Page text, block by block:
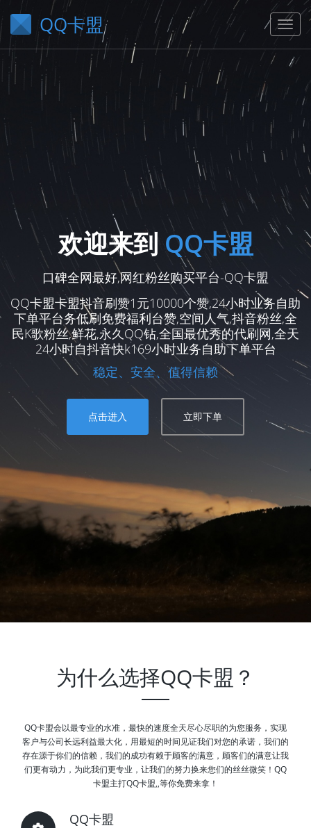
QQ卡盟
欢迎来到 QQ卡盟
口碑全网最好,网红粉丝购买平台-QQ卡盟
QQ卡盟卡盟抖音刷赞1元10000个赞,24小时业务自助
下单平台务低刷免费福利台赞,空间人气,抖音粉丝,全
民K歌粉丝,鲜花,永久QQ钻,全国最优秀的代刷网,全天
24小时自抖音快k169小时业务自助下单平台
稳定、安全、值得信赖
点击进入 立即下单
为什么选择QQ卡盟？
QQ卡盟会以最专业的水准，最快的速度全天尽心尽职的为您服务，实现
客户与公司长远利益最大化，用最短的时间见证我们对您的承诺，我们的
存在源于你们的信赖，我们的成功有赖于顾客的满意，顾客们的满意让我
们更有动力，为此我们更专业，让我们的努力换来您们的丝丝微笑！QQ
卡盟主打QQ卡盟,,等你免费来拿！
QQ卡盟